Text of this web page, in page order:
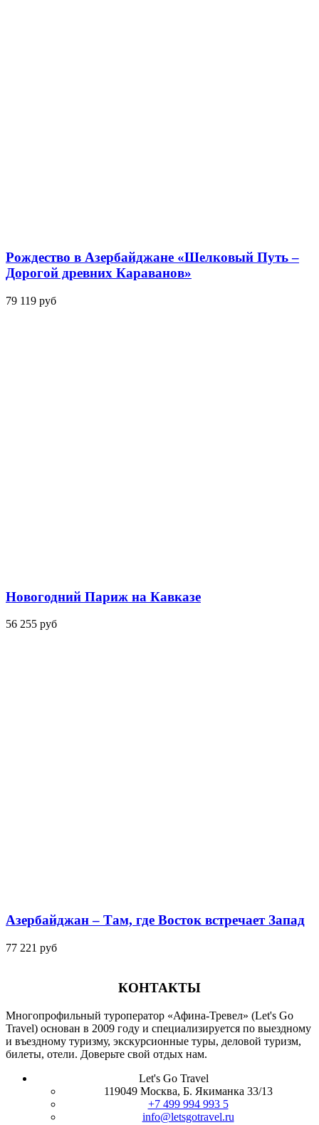
Рождество в Азербайджане «Шелковый Путь –
Дорогой древних Караванов»
79 119 руб
Новогодний Париж на Кавказе
56 255 руб
Азербайджан – Там, где Восток встречает Запад
77 221 руб
КОНТАКТЫ
Многопрофильный туроператор «Афина-Тревел» (Let's Go
Travel) основан в 2009 году и специализируется по выездному
и въездному туризму, экскурсионные туры, деловой туризм,
билеты, отели. Доверьте свой отдых нам.
Let's Go Travel
119049 Москва, Б. Якиманка 33/13
+7 499 994 993 5
info@letsgotravel.ru